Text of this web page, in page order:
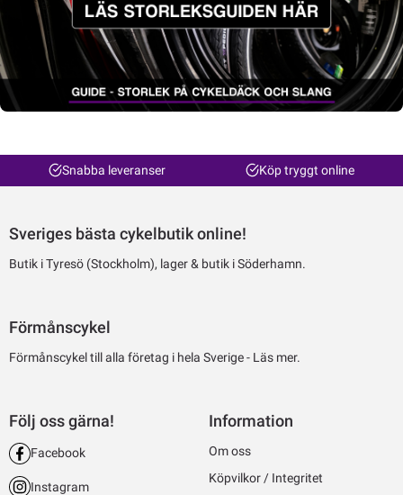
Snabba leveranser Köp tryggt online
Sveriges bästa cykelbutik online!
Butik i Tyresö (Stockholm), lager & butik i Söderhamn.
Förmånscykel
Förmånscykel till alla företag i hela Sverige - Läs mer.
Följ oss gärna!
Facebook
Instagram
Information
Om oss
Köpvilkor / Integritet